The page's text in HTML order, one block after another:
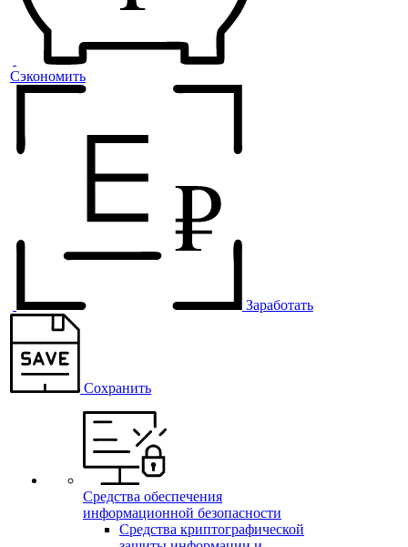
Сэкономить
Заработать
Сохранить
Средства обеспечения
информационной безопасности
Средства криптографической